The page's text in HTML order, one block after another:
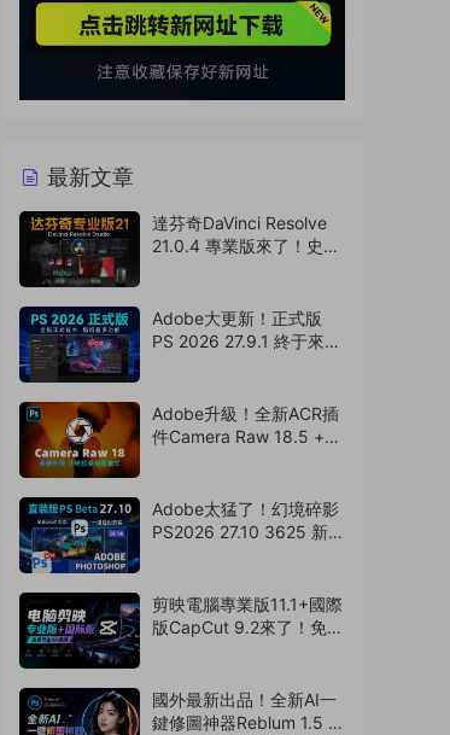
最新文章
達芬奇DaVinci Resolve
21.0.4 專業版來了！史詩
Adobe大更新！正式版
PS 2026 27.9.1 終于來
Adobe升級！全新ACR插
件Camera Raw 18.5 +
Adobe太猛了！幻境碎影
PS2026 27.10 3625 新版
剪映電腦專業版11.1+國際
版CapCut 9.2來了！免費
國外最新出品！全新AI一
鍵修圖神器Reblum 1.5 中